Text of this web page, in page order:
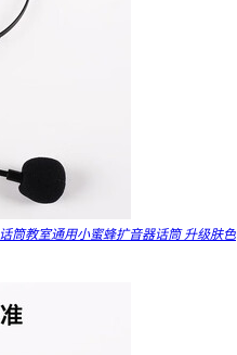
筒教室通用小蜜蜂扩音器话筒 升级肤色